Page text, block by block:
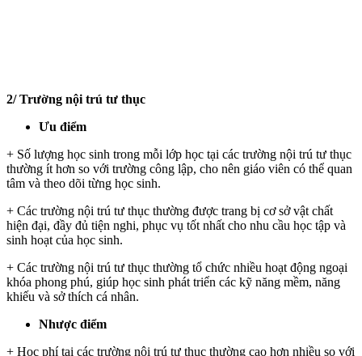
2/ Trường nội trú tư thục
Ưu điểm
+ Số lượng học sinh trong mỗi lớp học tại các trường nội trú tư thục
thường ít hơn so với trường công lập, cho nên giáo viên có thể quan
tâm và theo dõi từng học sinh.
+ Các trường nội trú tư thục thường được trang bị cơ sở vật chất
hiện đại, đầy đủ tiện nghi, phục vụ tốt nhất cho nhu cầu học tập và
sinh hoạt của học sinh.
+ Các trường nội trú tư thục thường tổ chức nhiều hoạt động ngoại
khóa phong phú, giúp học sinh phát triển các kỹ năng mềm, năng
khiếu và sở thích cá nhân.
Nhược điểm
+ Học phí tại các trường nội trú tư thục thường cao hơn nhiều so với